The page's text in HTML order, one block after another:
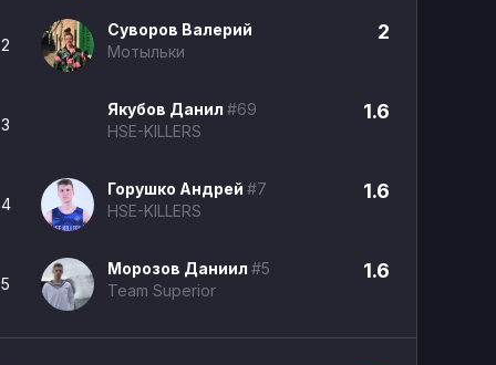
2
Суворов Валерий
Мотыльки
2
3
Якубов Данил #69
HSE-KILLERS
1.6
4
Горушко Андрей #7
HSE-KILLERS
1.6
5
Морозов Даниил #5
Team Superior
1.6